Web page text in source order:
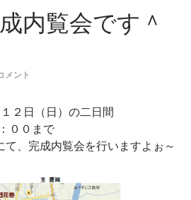
内覧会です＾
メント
２日（日）の二日間
００まで
、完成内覧会を行いますよぉ～